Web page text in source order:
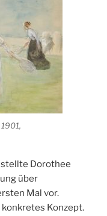
Dorothee
über
Mal vor.
Konzept.